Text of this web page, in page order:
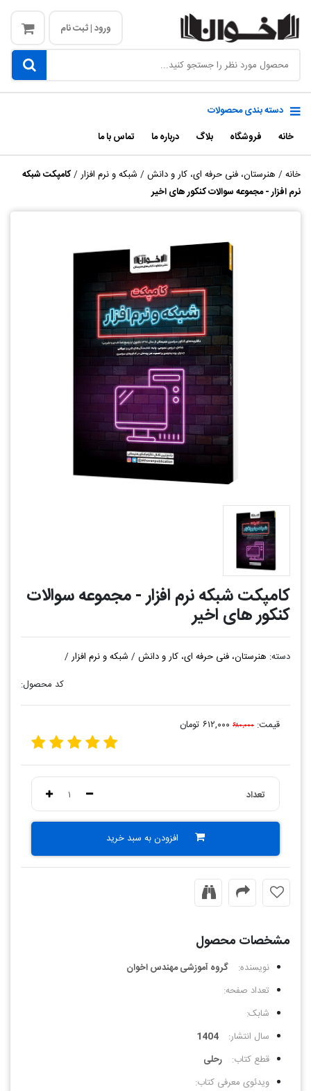
ورود | ثبت نام
دسته بندی محصولات
خانه
فروشگاه بلاگ درباره ما تماس با ما
خانه/ هنرستان، فنی حرفه ای، کار و دانش/ شبکه و نرم افزار/کامپکت شبکه
نرم افزار - مجموعه سوالات کنکور های اخیر
کامپکت شبکه نرم افزار - مجموعه سوالات
کنکور های اخیر
دسته: هنرستان، فنی حرفه ای، کار و دانش/ شبکه و نرم افزار/
کد محصول:
قیمت: ۶۸۰,۰۰۰ ۶۱۲,۰۰۰ تومان
تعداد ۱
افزودن به سبد خرید
مشخصات محصول
نویسنده:
گروه آموزشی مهندس اخوان
تعداد صفحه:
شابک:
سال انتشار:
1404
قطع کتاب:
رحلی
ویدئوی معرفی کتاب: